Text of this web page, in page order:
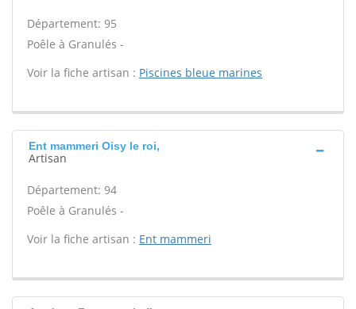
Département: 95
Poêle à Granulés -
Voir la fiche artisan : Piscines bleue marines
Ent mammeri Oisy le roi,
Artisan
Département: 94
Poêle à Granulés -
Voir la fiche artisan : Ent mammeri